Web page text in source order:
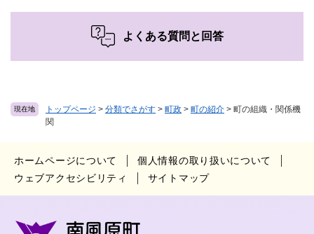
現在地 トップページ > 分類でさがす > 町政 > 町の紹介 > 町の組織・関係機
関
よくある質問と回答
ホームページについて
個人情報の取り扱いについて
ウェブアクセシビリティ
サイトマップ